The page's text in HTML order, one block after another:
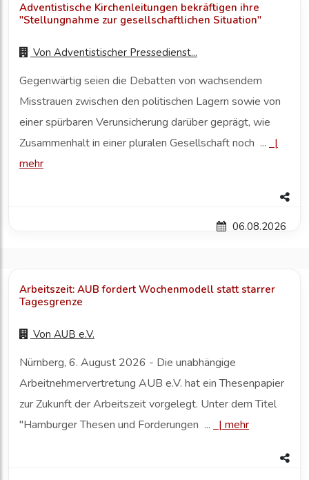
Adventistische Kirchenleitungen bekräftigen ihre
"Stellungnahme zur gesellschaftlichen Situation"
Von Adventistischer Pressedienst...
Gegenwärtig seien die Debatten von wachsendem
Misstrauen zwischen den politischen Lagern sowie von
einer spürbaren Verunsicherung darüber geprägt, wie
Zusammenhalt in einer pluralen Gesellschaft noch ...
|
mehr
06.08.2026
Arbeitszeit: AUB fordert Wochenmodell statt starrer
Tagesgrenze
Von AUB e.V.
Nürnberg, 6. August 2026 - Die unabhängige
Arbeitnehmervertretung AUB e.V. hat ein Thesenpapier
zur Zukunft der Arbeitszeit vorgelegt. Unter dem Titel
"Hamburger Thesen und Forderungen ...
| mehr